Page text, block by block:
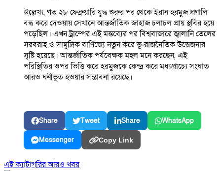
উল্লেখ্য, গত ২৮ ফেব্রুয়ারি যুদ্ধ শুরুর পর থেকে ইরান হরমুজ প্রণালি
বন্ধ করে দেওয়ায় সেখানে আন্তর্জাতিক জাহাজ চলাচল প্রায় স্থবির হয়ে
পড়েছিল। এখন ট্রাম্পের এই মন্তব্যের পর বিশ্ববাজারে জ্বালানি তেলের
সরবরাহ ও সামুদ্রিক বাণিজ্যে নতুন করে ভূ-রাজনৈতিক উত্তেজনার
সৃষ্টি হয়েছে। আন্তর্জাতিক পর্যবেক্ষক মহল মনে করছেন, এই
পরিস্থিতির ওপর ভিত্তি করে হরমুজকে কেন্দ্র করে মধ্যপ্রাচ্যে সংঘাত
আরও ঘনীভূত হওয়ার সম্ভাবনা রয়েছে।
Share Tweet Share WhatsApp
Messenger Copy Link
এই ক্যাটাগরির আরও খবর